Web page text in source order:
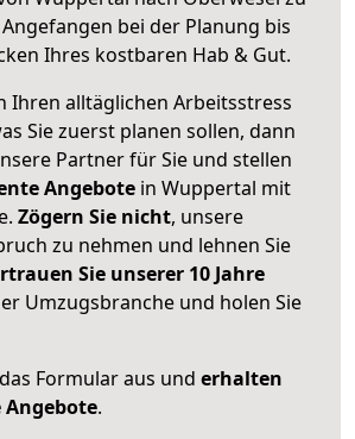
Angefangen bei der Planung bis
Ihres kostbaren Hab & Gut.
Ihren alltäglichen Arbeitsstress
Sie zuerst planen sollen, dann
Partner für Sie und stellen
Angebote in Wuppertal mit
Zögern Sie nicht, unsere
zu nehmen und lehnen Sie
Sie unserer 10 Jahre
Umzugsbranche und holen Sie
Formular aus und erhalten
Angebote.